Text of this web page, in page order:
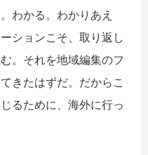
わかる。わかりあえ
ションこそ、取り返し
。それを地域編集のフ
きたはずだ。だからこ
るために、海外に行っ